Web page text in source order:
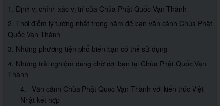
1. Định vị chính xác vị trí của Chùa Phật Quốc Vạn Thành
2. Thời điểm lý tưởng nhất trong năm để bạn vãn cảnh Chùa Phật
Quốc Vạn Thành
3. Những phương tiện phổ biến bạn có thể sử dụng
4. Những trải nghiệm đang chờ đợi bạn tại Chùa Phật Quốc Vạn
Thành
4.1 Vãn cảnh Chùa Phật Quốc Vạn Thành với kiến trúc Việt –
Nhật kết hợp